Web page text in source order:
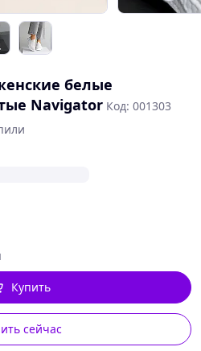
белые
Navigator Код: 001303
сейчас
Купить